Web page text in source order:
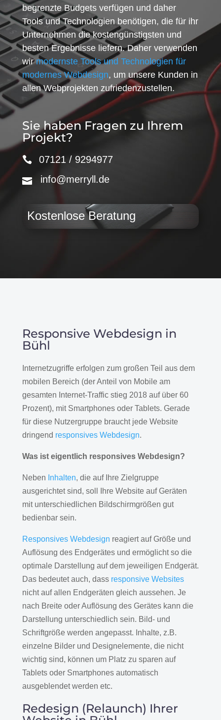
begrenzte Budgets verfügen und daher
Tools und Technologien benötigen, die für ihr
Unternehmen die kostengünstigsten und
besten Ergebnisse liefern. Daher verwenden
wirmodernste Tools und Technologien für
modernes Webdesign, um unsere Kunden in
allen Webprojekten zufriedenzustellen.
Sie haben Fragen zu Ihrem
Projekt?
07121 / 9294977
info@merryll.de
Kostenlose Beratung
Responsive Webdesign in
Bühl
Internetzugriffe erfolgen zum großen Teil aus dem
mobilen Bereich (der Anteil von Mobile am
gesamten Internet-Traffic stieg 2018 auf über 60
Prozent), mit Smartphones oder Tablets. Gerade
für diese Nutzergruppe braucht jede Website
dringend responsives Webdesign.
Was ist eigentlich responsives Webdesign?
Neben Inhalten, die auf Ihre Zielgruppe
ausgerichtet sind, soll Ihre Website auf Geräten
mit unterschiedlichen Bildschirmgrößen gut
bedienbar sein.
Responsives Webdesign reagiert auf Größe und
Auflösung des Endgerätes und ermöglicht so die
optimale Darstellung auf dem jeweiligen Endgerät.
Das bedeutet auch, dass responsive Websites
nicht auf allen Endgeräten gleich aussehen. Je
nach Breite oder Auflösung des Gerätes kann die
Darstellung unterschiedlich sein. Bild- und
Schriftgröße werden angepasst. Inhalte, z.B.
einzelne Bilder und Designelemente, die nicht
wichtig sind, können um Platz zu sparen auf
Tablets oder Smartphones automatisch
ausgeblendet werden etc.
Redesign (Relaunch) Ihrer